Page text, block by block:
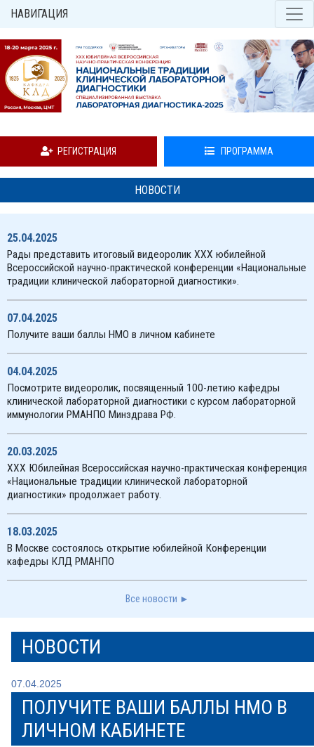
НАВИГАЦИЯ
РЕГИСТРАЦИЯ ПРОГРАММА
НОВОСТИ
25.04.2025
Рады представить итоговый видеоролик XXX юбилейной
Всероссийской научно-практической конференции «Национальные
традиции клинической лабораторной диагностики».
07.04.2025
Получите ваши баллы НМО в личном кабинете
04.04.2025
Посмотрите видеоролик, посвященный 100-летию кафедры
клинической лабораторной диагностики с курсом лабораторной
иммунологии РМАНПО Минздрава РФ.
20.03.2025
XXX Юбилейная Всероссийская научно-практическая конференция
«Национальные традиции клинической лабораторной
диагностики» продолжает работу.
18.03.2025
В Москве состоялось открытие юбилейной Конференции
кафедры КЛД РМАНПО
Все новости ►
НОВОСТИ
07.04.2025
ПОЛУЧИТЕ ВАШИ БАЛЛЫ НМО В
ЛИЧНОМ КАБИНЕТЕ